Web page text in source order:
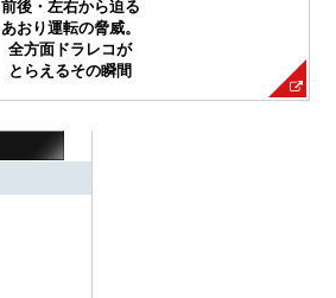
前後・左右から迫る
あおり運転の脅威。
全方面ドラレコが
とらえるその瞬間